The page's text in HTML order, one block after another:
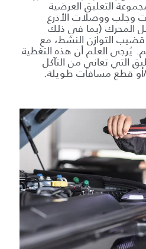
التعليق العرضية
وجلب ووصلات الأذرع
المحرك (بما في ذلك
التوازن النشط، مع
يُرجى العلم أن هذه التغطية
التي تعاني من التآكل
قطع مسافات طويلة.